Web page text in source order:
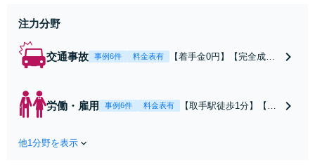
注力分野
交通事故 事例6件 料金表有
【着手金0円】【完全成功
績多数あり！3カ月以内ス
ピード解決／示談金0円→5
労働・雇用 事例6件 料金表有
【取手駅徒歩1分】【オ
他1分野を表示